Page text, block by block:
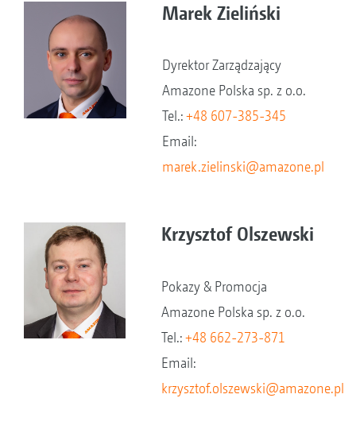
Marek Zieliński
Dyrektor Zarządzający
Amazone Polska sp. z o.o.
Tel.:+48 607-385-345
Email:
marek.zielinski@amazone.pl
Krzysztof Olszewski
Pokazy & Promocja
Amazone Polska sp. z o.o.
Tel.:+48 662-273-871
Email:
krzysztof.olszewski@amazone.pl